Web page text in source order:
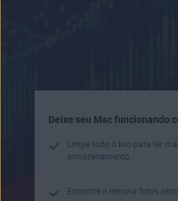
Deixe seu Mac funcionando
Limpe todo o lixo para ter
armazenamento.
Encontre e remova fotos